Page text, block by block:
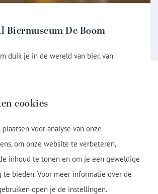
Biermuseum De Boom
duik je in de wereld van bier, van
biercultuur door de jaren heen.
cookies
voor analyse van onze
om onze website te verbeteren,
inhoud te tonen en om je een geweldige
te bieden. Voor meer informatie over de
open je de instellingen.